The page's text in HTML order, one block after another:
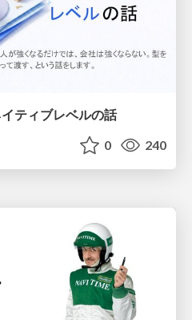
ティブレベルの話
0 240